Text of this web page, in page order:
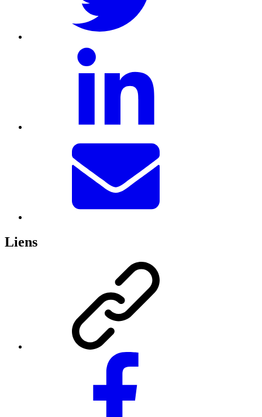
Liens